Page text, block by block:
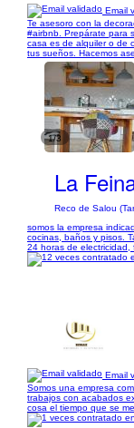
Email
Te asesoro con la
#airbnb. Prepárate para
casa es de alquiler o de
tus sueños. Hacemos
1/3
La
Reco de Salou
somos la empresa
cocinas, baños y pisos.
24 horas de electricidad,
Email
Somos una empresa
trabajos con acabados
cosa el tiempo que se